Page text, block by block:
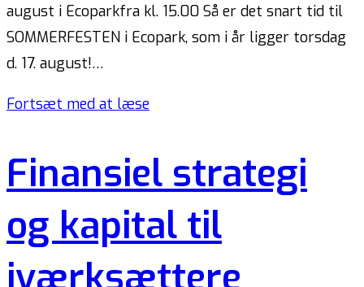
august i Ecoparkfra kl. 15.00 Så er det snart tid til
SOMMERFESTEN i Ecopark, som i år ligger torsdag
d. 17. august!…
Fortsæt med at læse
Finansiel strategi
og kapital til